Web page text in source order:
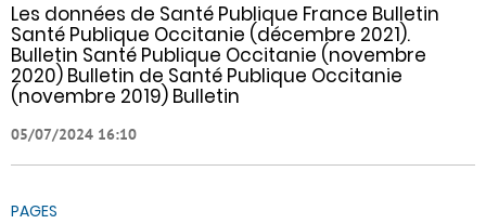
Les données de Santé Publique France Bulletin
Santé Publique Occitanie (décembre 2021).
Bulletin Santé Publique Occitanie (novembre
2020) Bulletin de Santé Publique Occitanie
(novembre 2019) Bulletin
05/07/2024 16:10
PAGES